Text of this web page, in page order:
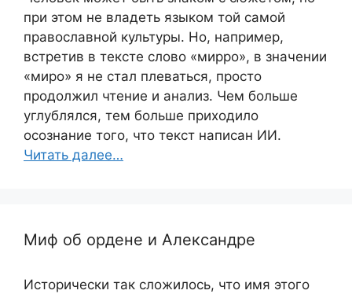
при этом не владеть языком той самой
православной культуры. Но, например,
встретив в тексте слово «мирро», в значении
«миро» я не стал плеваться, просто
продолжил чтение и анализ. Чем больше
углублялся, тем больше приходило
осознание того, что текст написан ИИ.
Читать далее…
Миф об ордене и Александре
Исторически так сложилось, что имя этого